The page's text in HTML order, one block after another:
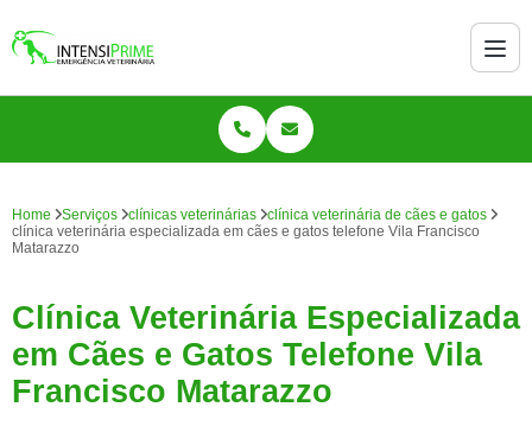
Home Serviços clínicas veterinárias
clínica veterinária de cães e gatos
clínica veterinária especializada em cães e gatos telefone Vila Francisco
Matarazzo
Clínica Veterinária Especializada
em Cães e Gatos Telefone Vila
Francisco Matarazzo